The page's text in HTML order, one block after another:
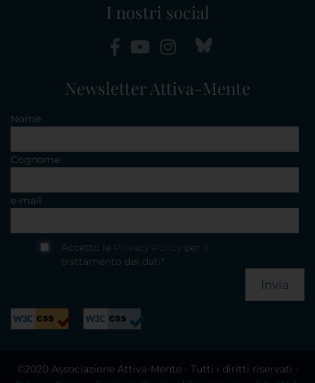
I nostri social
Newsletter Attiva-Mente
Nome
Cognome
e-mail
Accetto la Privacy Policy per il
trattamento dei dati*
Invia
©2020 Associazione Attiva-Mente - Tutti i diritti riservati -